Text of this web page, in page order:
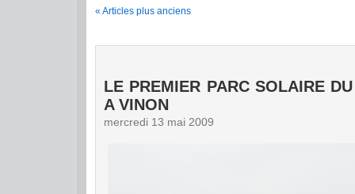
« Articles plus anciens
LE PREMIER PARC SOLAIRE
A VINON
mercredi 13 mai 2009